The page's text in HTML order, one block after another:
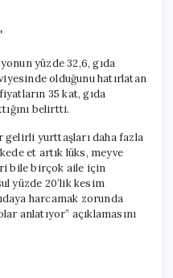
yüzde 32,6, gıda
olduğunu hatırlatan
35 kat, gıda
belirtti.
gelirli yurttaşları daha fazla
et artık lüks, meyve
bile birçok aile için
yüzde 20’lik kesim
harcamak zorunda
anlatıyor” açıklamasını